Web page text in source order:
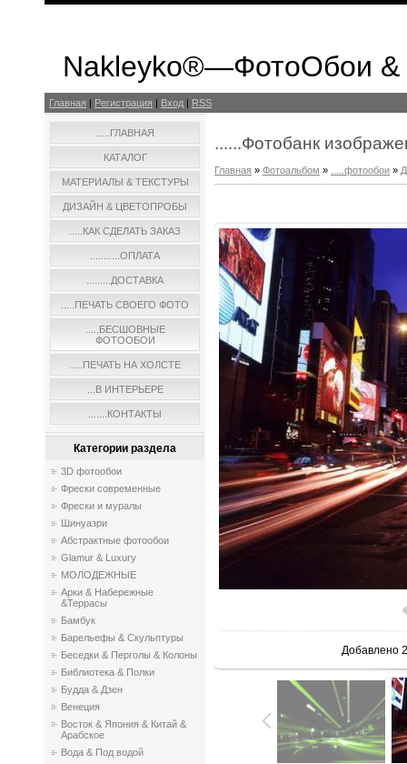
Nakleyko®—ФотоОбои &
Главная | Регистрация | Вход | RSS
.....ГЛАВНАЯ
КАТАЛОГ
МАТЕРИАЛЫ & ТЕКСТУРЫ
ДИЗАЙН & ЦВЕТОПРОБЫ
.....КАК СДЕЛАТЬ ЗАКАЗ
...........ОПЛАТА
.........ДОСТАВКА
.....ПЕЧАТЬ СВОЕГО ФОТО
.....БЕСШОВНЫЕ
ФОТООБОИ
.....ПЕЧАТЬ НА ХОЛСТЕ
...В ИНТЕРЬЕРЕ
.......КОНТАКТЫ
Категории раздела
3D фотообои
Фрески современные
Фрески и муралы
Шинуазри
Абстрактные фотообои
Glamur & Luxury
МОЛОДЕЖНЫЕ
Арки & Набережные
&Террасы
Бамбук
Барельефы & Скульптуры
Беседки & Перголы & Колоны
Библиотека & Полки
Будда & Дзен
Венеция
Восток & Япония & Китай &
Арабское
Вода & Под водой
......Фотобанк
Главная » Фотоальбом » .....фотообои »
В
Добавлено